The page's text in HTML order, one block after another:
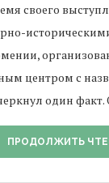
своего
центром с
один
ПРОДОЛЖИТЬ